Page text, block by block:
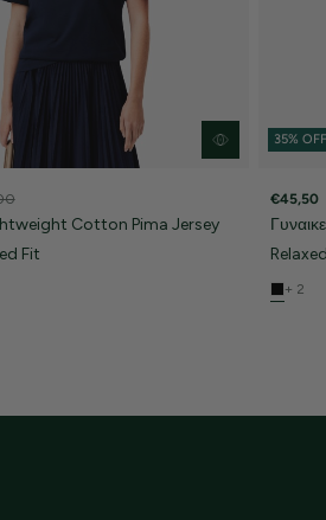
Cotton Pima Jersey
Fit
35%
€45,50
+ 2